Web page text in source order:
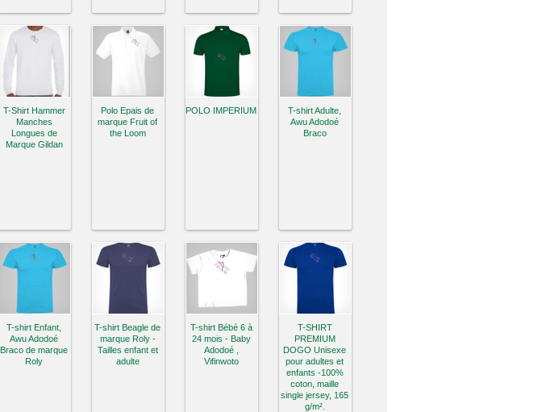
T-Shirt Hammer
Manches
Longues de
Marque Gildan
Polo Epais de
marque Fruit of
the Loom
POLO IMPERIUM
T-shirt Adulte,
Awu Adodoé
Braco
T-shirt Enfant,
Awu Adodoé
Braco de marque
Roly
T-shirt Beagle de
marque Roly -
Tailles enfant et
adulte
T-shirt Bébé 6 à
24 mois - Baby
Adodoé ,
Vifinwoto
T-SHIRT
PREMIUM
DOGO Unisexe
pour adultes et
enfants -100%
coton, maille
single jersey, 165
g/m².